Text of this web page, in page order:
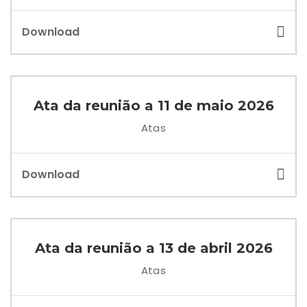
Download
Ata da reunião a 11 de maio 2026
Atas
Download
Ata da reunião a 13 de abril 2026
Atas